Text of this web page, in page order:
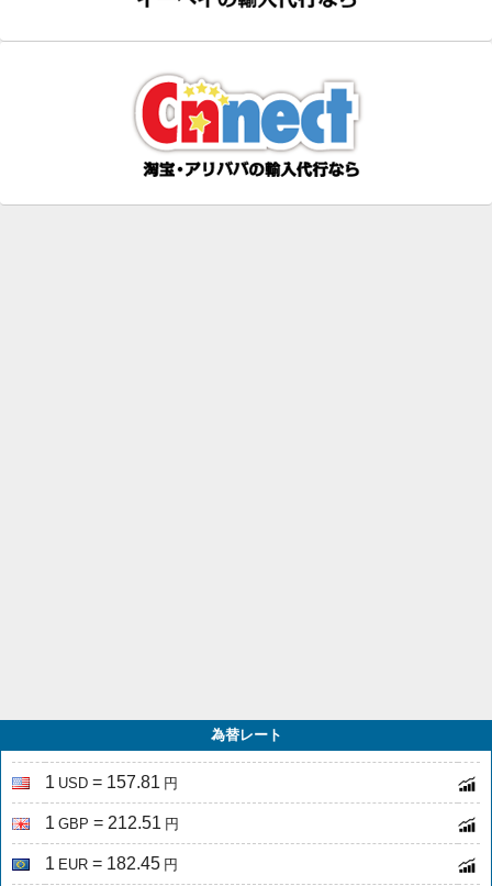
為替レート
1 USD = 157.81 円
1 GBP = 212.51 円
1 EUR = 182.45 円